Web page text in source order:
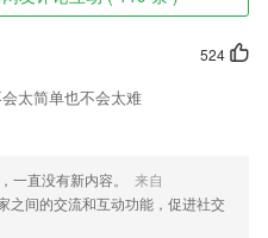
可立即学习数百门英语录播课程和
造学员的英语技能和知识结构。
新商品的录入，使用优质；
这个月还剩多少预算可以支出。
光线困扰。
524
太简单也不会太难
一直没有新内容。
来自
之间的交流和互动功能，促进社交